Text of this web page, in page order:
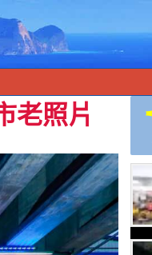
老照片